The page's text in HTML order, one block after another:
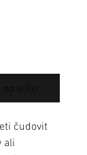
voljo
čudovit
ali